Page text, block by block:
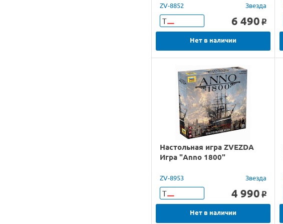
ZV-8852 Звезда
Т 6 490 o
Нет в наличии
Настольная игра ZVEZDA
Игра "Anno 1800"
ZV-8953 Звезда
Т 4 990 o
Нет в наличии